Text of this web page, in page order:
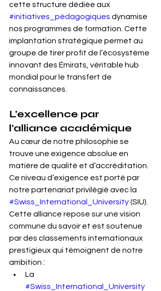
cette structure dédiée aux
#initiatives_pédagogiques dynamise
nos programmes de formation. Cette
implantation stratégique permet au
groupe de tirer profit de l’écosystème
innovant des Émirats, véritable hub
mondial pour le transfert de
connaissances.
L’excellence par
l’alliance académique
Au cœur de notre philosophie se
trouve une exigence absolue en
matière de qualité et d’accréditation.
Ce niveau d’exigence est porté par
notre partenariat privilégié avec la
#Swiss_International_University (SIU).
Cette alliance repose sur une vision
commune du savoir et est soutenue
par des classements internationaux
prestigieux qui témoignent de notre
ambition :
La
#Swiss_International_University